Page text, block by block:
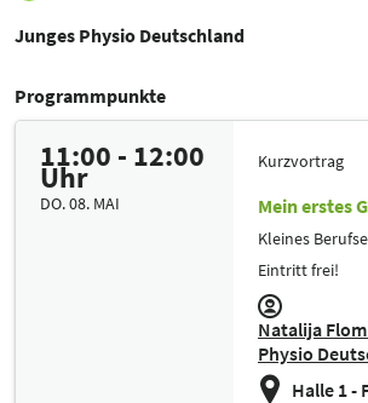
Junges Physio Deutschland
Programmpunkte
11:00 - 12:00
Uhr
DO. 08. MAI
Kurzvortrag
Mein erstes
Kleines
Eintritt frei!
Natalija
Physio
Halle 1 -